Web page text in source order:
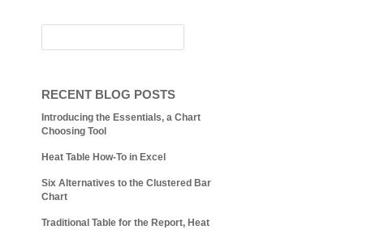
RECENT BLOG POSTS
Introducing the Essentials, a Chart
Choosing Tool
Heat Table How-To in Excel
Six Alternatives to the Clustered Bar
Chart
Traditional Table for the Report, Heat